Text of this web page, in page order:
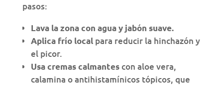
pasos:
Lava la zona con agua y jabón suave.
Aplica frío localpara reducir la hinchazón y
el picor.
Usa cremas calmantescon aloe vera,
calamina o antihistamínicos tópicos, que